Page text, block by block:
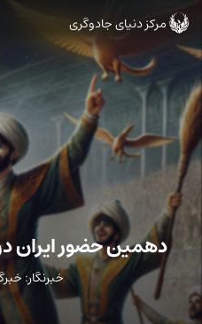
ورود
متن
اصلی
مرکز دنیای جادوگری
دهمین حضور ایران
خبرنگار: